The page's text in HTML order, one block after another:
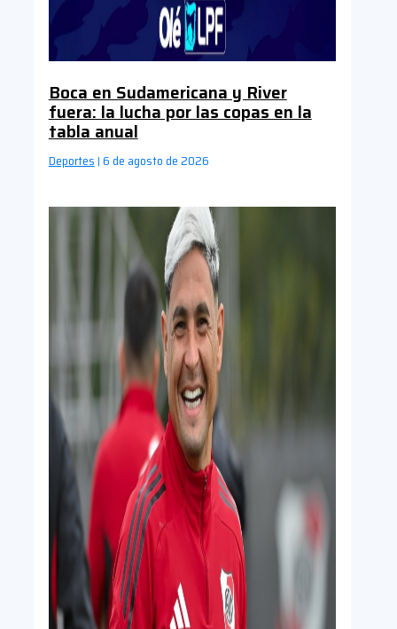
Boca en Sudamericana y River
fuera: la lucha por las copas en la
tabla anual
Deportes | 6 de agosto de 2026